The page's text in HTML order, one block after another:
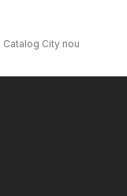
Catalog City nou